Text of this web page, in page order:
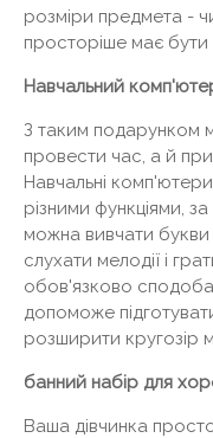
розміри предмета -
просторіше має бути
Навчальний
З таким подарунком
провести час, а й
Навчальні
різними функціями,
можна вивчати букви
слухати мелодії і
обов'язково
допоможе
розширити кругозір
банний набір для
Ваша дівчинка